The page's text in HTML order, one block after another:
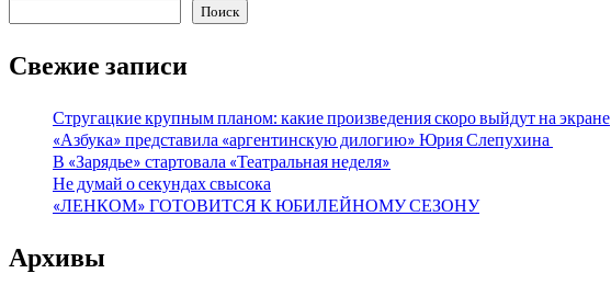
Поиск
Свежие записи
Стругацкие крупным планом: какие произведения скоро выйдут на экране
«Азбука» представила «аргентинскую дилогию» Юрия Слепухина
В «Зарядье» стартовала «Театральная неделя»
Не думай о секундах свысока
«ЛЕНКОМ» ГОТОВИТСЯ К ЮБИЛЕЙНОМУ СЕЗОНУ
Архивы